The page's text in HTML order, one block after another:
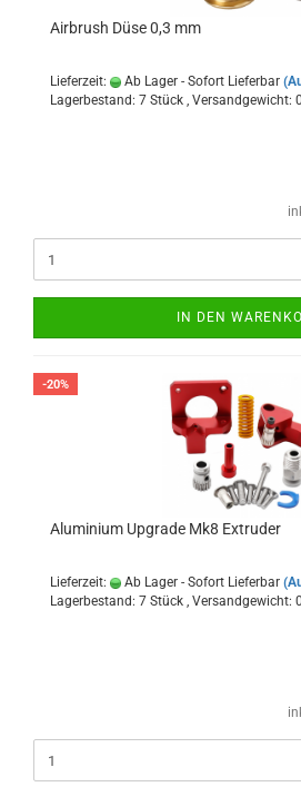
Airbrush Düse 0,3 mm
Lieferzeit: Ab Lager - Sofort Lieferbar
Lagerbestand: 7 Stück , Versandgewicht:
IN DEN
-20%
Aluminium Upgrade Mk8 Extruder
Lieferzeit: Ab Lager - Sofort Lieferbar
Lagerbestand: 7 Stück , Versandgewicht: